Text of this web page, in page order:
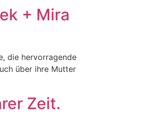
+ Mira
die hervorragende
über ihre Mutter
Zeit.